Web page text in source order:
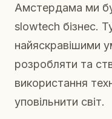
Амстердама ми
slowtech бізнес.
найяскравішими
розробляти та
використання
уповільнити світ.